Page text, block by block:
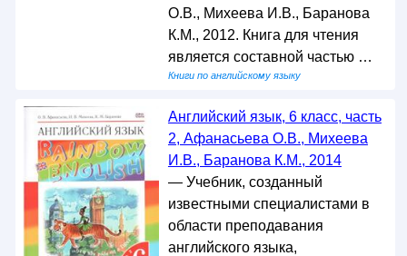
О.В., Михеева И.В., Баранова
К.М., 2012. Книга для чтения
является составной частью …
Книги по английскому языку
Английский язык, 6 класс, часть
2, Афанасьева О.В., Михеева
И.В., Баранова К.М., 2014
— Учебник, созданный
известными специалистами в
области преподавания
английского языка,